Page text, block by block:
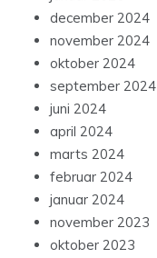
december 2024
november 2024
oktober 2024
september 2024
juni 2024
april 2024
marts 2024
februar 2024
januar 2024
november 2023
oktober 2023